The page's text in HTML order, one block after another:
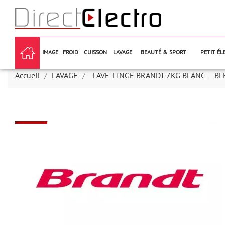
IMAGE FROID CUISSON LAVAGE BEAUTÉ & SPORT PETIT
Accueil LAVAGE LAVE-LINGE BRANDT 7KG BLANC